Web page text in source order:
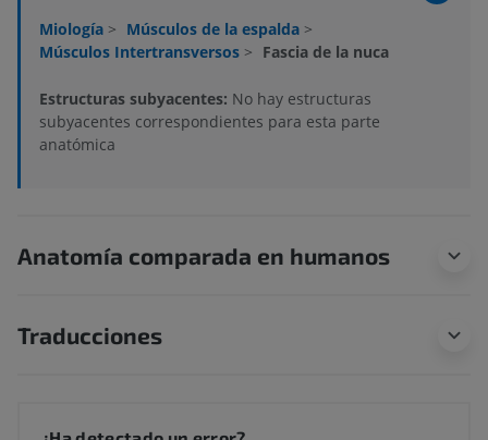
Miología > Músculos de la espalda >
Músculos Intertransversos > Fascia de la nuca
Estructuras subyacentes: No hay estructuras
subyacentes correspondientes para esta parte
anatómica
Anatomía comparada en humanos
Traducciones